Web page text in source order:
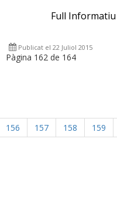
Full Informatiu
Publicat el 22 Juliol 2015
Pàgina 162 de 164
156 157 158 159